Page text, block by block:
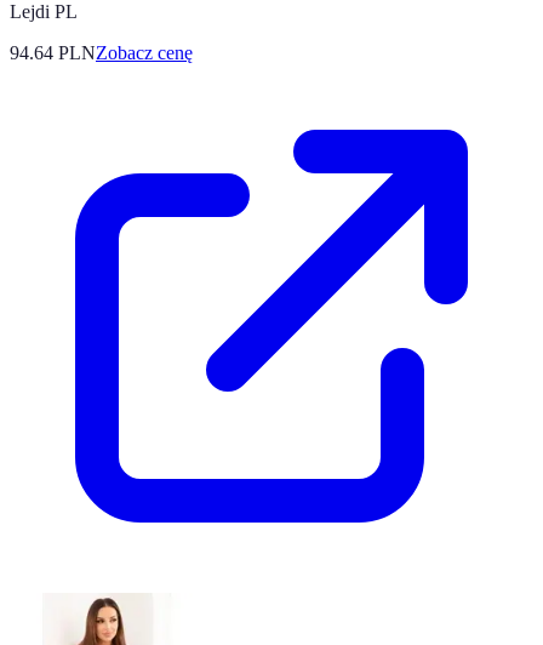
Lejdi PL
94.64 PLNZobacz cenę